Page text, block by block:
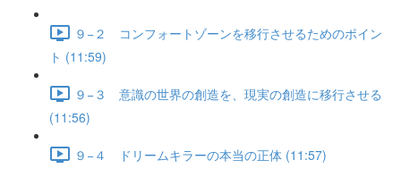
９−２ コンフォートゾーンを移行させるためのポイン
ト (11:59)
９−３ 意識の世界の創造を、現実の創造に移行させる
(11:56)
９−４ ドリームキラーの本当の正体 (11:57)